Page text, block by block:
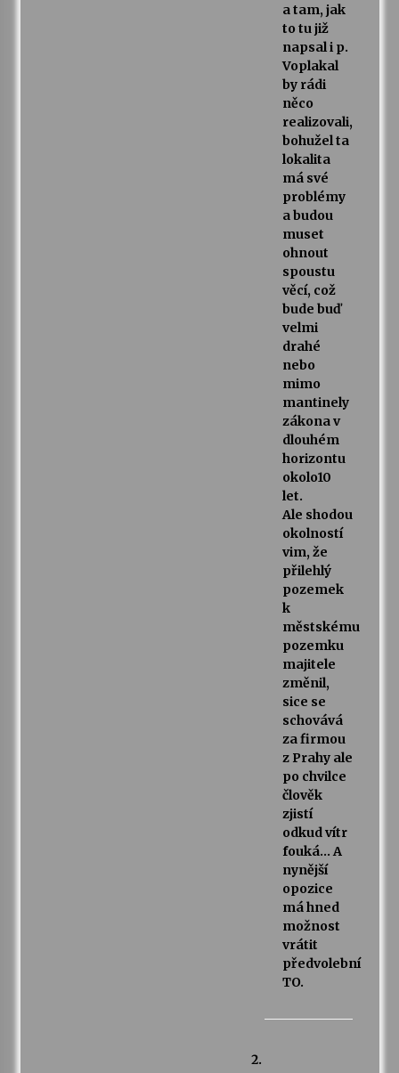
a tam, jak
to tu již
napsal i p.
Voplakal
by rádi
něco
realizovali,
bohužel ta
lokalita
má své
problémy
a budou
muset
ohnout
spoustu
věcí, což
bude buď
velmi
drahé
nebo
mimo
mantinely
zákona v
dlouhém
horizontu
okolo10
let.
Ale shodou
okolností
vim, že
přilehlý
pozemek
k
městskému
pozemku
majitele
změnil,
sice se
schovává
za firmou
z Prahy ale
po chvilce
člověk
zjistí
odkud vítr
fouká… A
nynější
opozice
má hned
možnost
vrátit
předvolební
TO.